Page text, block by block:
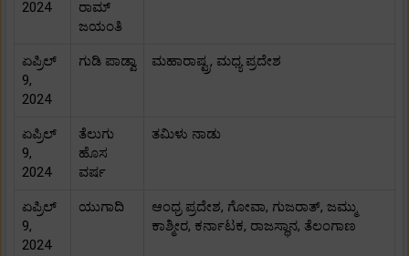
2024
ರಾಮ್
ಜಯಂತಿ
ಏಪ್ರಿಲ್
9,
2024
ಗುಡಿ ಪಾಡ್ವಾ ಮಹಾರಾಷ್ಟ್ರ, ಮಧ್ಯ ಪ್ರದೇಶ
ಏಪ್ರಿಲ್
9,
2024
ತೆಲುಗು
ಹೊಸ
ವರ್ಷ
ತಮಿಳು ನಾಡು
ಏಪ್ರಿಲ್
9,
2024
ಯುಗಾದಿ
ಆಂಧ್ರ ಪ್ರದೇಶ, ಗೋವಾ, ಗುಜರಾತ್, ಜಮ್ಮು
ಕಾಶ್ಮೀರ, ಕರ್ನಾಟಕ, ರಾಜಸ್ಥಾನ, ತೆಲಂಗಾಣ